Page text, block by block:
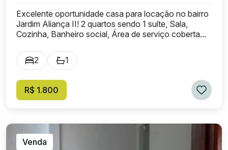
Excelente oportunidade casa para locação no bairro
Jardim Aliança II! 2 quartos sendo 1 suíte, Sala,
Cozinha, Banheiro social, Área de serviço coberta...
2 1
R$ 1.800
Venda